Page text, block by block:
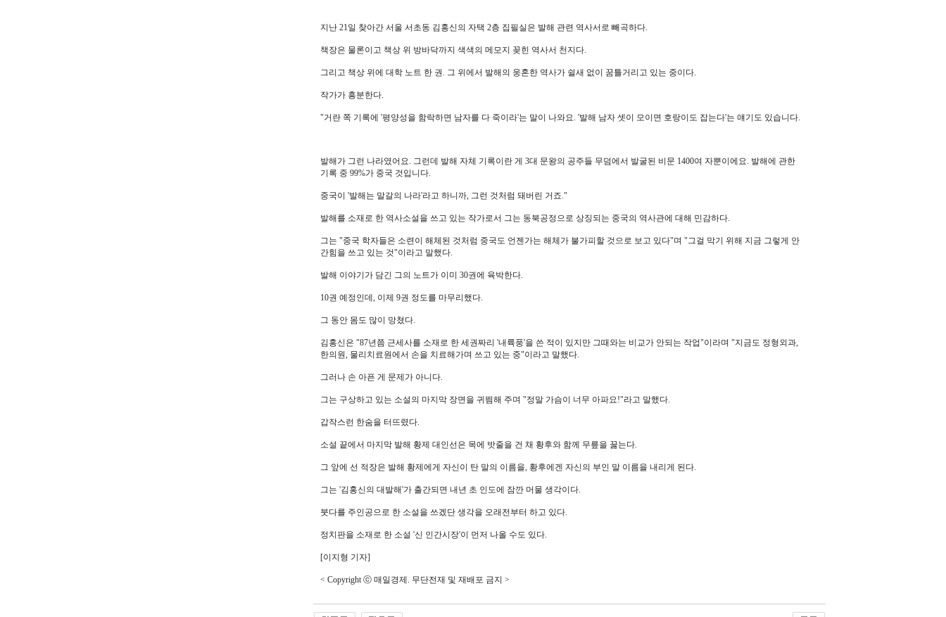
지난 21일 찾아간 서울 서초동 김홍신의 자택 2층 집필실은 발해 관련 역사서로 빼곡하다.
책장은 물론이고 책상 위 방바닥까지 색색의 메모지 꽂힌 역사서 천지다.
그리고 책상 위에 대학 노트 한 권. 그 위에서 발해의 웅혼한 역사가 쉴새 없이 꿈틀거리고 있는 중이다.
작가가 흥분한다.
"거란 쪽 기록에 '평양성을 함락하면 남자를 다 죽이라'는 말이 나와요. '발해 남자 셋이 모이면 호랑이도 잡는다'는 얘기도 있습니다.
발해가 그런 나라였어요. 그런데 발해 자체 기록이란 게 3대 문왕의 공주들 무덤에서 발굴된 비문 1400여 자뿐이에요. 발해에 관한
기록 중 99%가 중국 것입니다.
중국이 '발해는 말갈의 나라'라고 하니까, 그런 것처럼 돼버린 거죠."
발해를 소재로 한 역사소설을 쓰고 있는 작가로서 그는 동북공정으로 상징되는 중국의 역사관에 대해 민감하다.
그는 "중국 학자들은 소련이 해체된 것처럼 중국도 언젠가는 해체가 불가피할 것으로 보고 있다"며 "그걸 막기 위해 지금 그렇게 안
간힘을 쓰고 있는 것"이라고 말했다.
발해 이야기가 담긴 그의 노트가 이미 30권에 육박한다.
10권 예정인데, 이제 9권 정도를 마무리했다.
그 동안 몸도 많이 망쳤다.
김홍신은 "87년쯤 근세사를 소재로 한 세권짜리 '내륙풍'을 쓴 적이 있지만 그때와는 비교가 안되는 작업"이라며 "지금도 정형외과,
한의원, 물리치료원에서 손을 치료해가며 쓰고 있는 중"이라고 말했다.
그러나 손 아픈 게 문제가 아니다.
그는 구상하고 있는 소설의 마지막 장면을 귀띔해 주며 "정말 가슴이 너무 아파요!"라고 말했다.
갑작스런 한숨을 터뜨렸다.
소설 끝에서 마지막 발해 황제 대인선은 목에 밧줄을 건 채 황후와 함께 무릎을 꿇는다.
그 앞에 선 적장은 발해 황제에게 자신이 탄 말의 이름을, 황후에겐 자신의 부인 말 이름을 내리게 된다.
그는 '김홍신의 대발해'가 출간되면 내년 초 인도에 잠깐 머물 생각이다.
붓다를 주인공으로 한 소설을 쓰겠단 생각을 오래전부터 하고 있다.
정치판을 소재로 한 소설 '신 인간시장'이 먼저 나올 수도 있다.
[이지형 기자]
< Copyright ⓒ 매일경제. 무단전재 및 재배포 금지 >